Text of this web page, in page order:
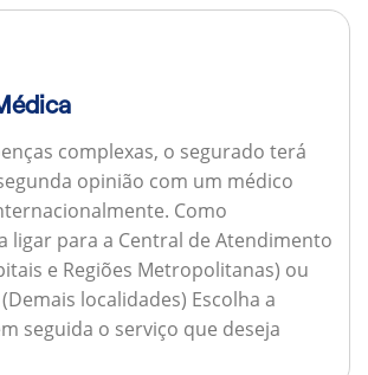
complexas, o segurado terá
opinião com um médico
Como
ligar para a Central de Atendimento
e Regiões Metropolitanas) ou
localidades) Escolha a
seguida o serviço que deseja